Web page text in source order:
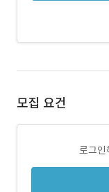
모집 요건
로그인